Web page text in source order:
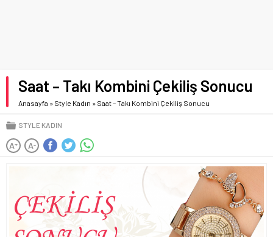
Saat – Takı Kombini Çekiliş Sonucu
Anasayfa » Style Kadın » Saat – Takı Kombini Çekiliş Sonucu
STYLE KADIN
A+ A-